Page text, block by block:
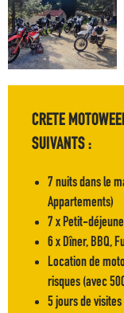
CRETE
SUIVANTS :
7 nuits dans le
Appartements)
7 x Petit-
6 x Dîner, BBQ,
Location de
risques (avec
5 jours de